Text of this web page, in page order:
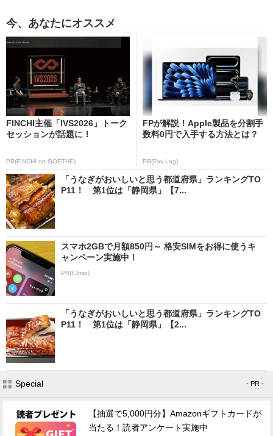
今、あなたにオススメ
FINCHI主催「IVS2026」トーク
セッションが話題に！
PR(FINCHI on GOETHE)
FPが解説！Apple製品を分割手
数料0円で入手する方法とは？
PR(Fav-Log)
「うなぎがおいしいと思う都道府県」ランキングTO
P11！ 第1位は「静岡県」【7...
スマホ2GBで月額850円～ 格安SIMをお得に使うキ
ャンペーン実施中！
PR(IIJmio)
「うなぎがおいしいと思う都道府県」ランキングTO
P11！ 第1位は「静岡県」【2...
Special - PR -
【抽選で5,000円分】Amazonギフトカードが
当たる！読者アンケート実施中